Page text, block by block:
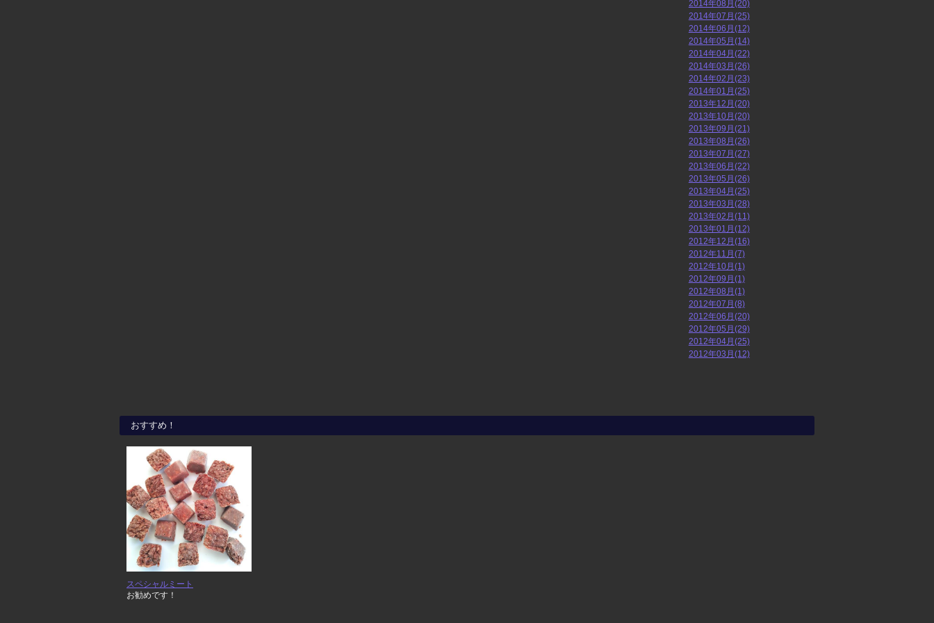
2014年08月(20)
2014年07月(25)
2014年06月(12)
2014年05月(14)
2014年04月(22)
2014年03月(26)
2014年02月(23)
2014年01月(25)
2013年12月(20)
2013年10月(20)
2013年09月(21)
2013年08月(26)
2013年07月(27)
2013年06月(22)
2013年05月(26)
2013年04月(25)
2013年03月(28)
2013年02月(11)
2013年01月(12)
2012年12月(16)
2012年11月(7)
2012年10月(1)
2012年09月(1)
2012年08月(1)
2012年07月(8)
2012年06月(20)
2012年05月(29)
2012年04月(25)
2012年03月(12)
おすすめ！
スペシャルミート
お勧めです！